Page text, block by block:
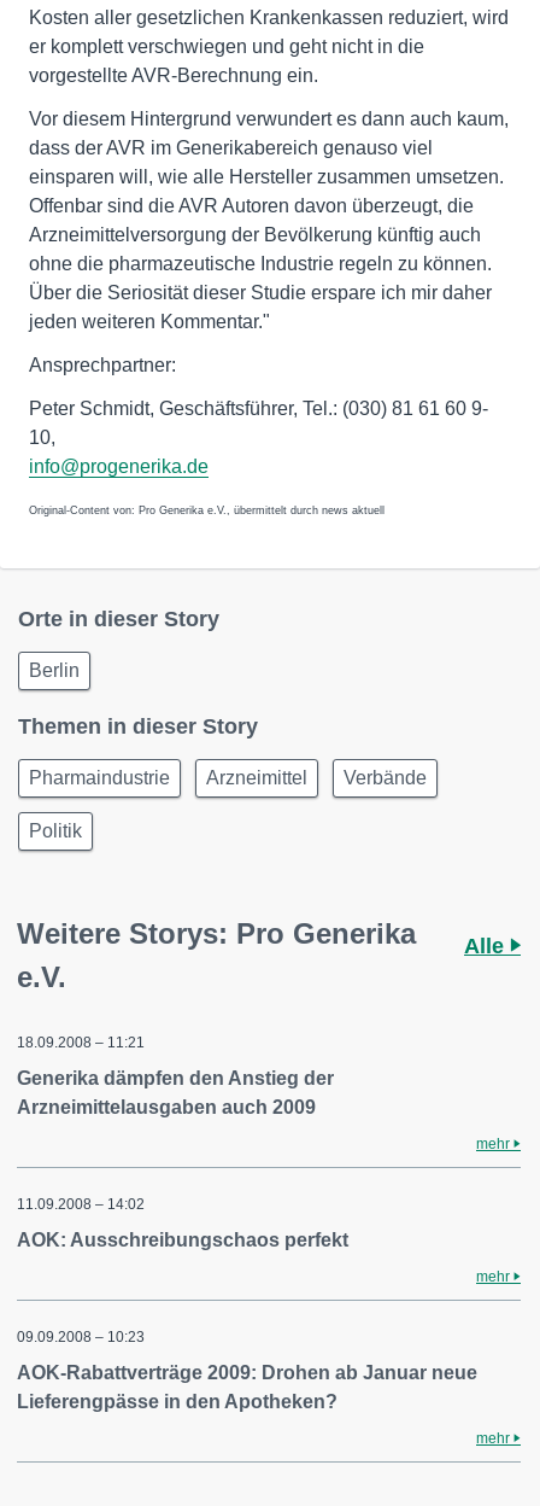
Kosten aller gesetzlichen Krankenkassen reduziert, wird
er komplett verschwiegen und geht nicht in die
vorgestellte AVR-Berechnung ein.
Vor diesem Hintergrund verwundert es dann auch kaum,
dass der AVR im Generikabereich genauso viel
einsparen will, wie alle Hersteller zusammen umsetzen.
Offenbar sind die AVR Autoren davon überzeugt, die
Arzneimittelversorgung der Bevölkerung künftig auch
ohne die pharmazeutische Industrie regeln zu können.
Über die Seriosität dieser Studie erspare ich mir daher
jeden weiteren Kommentar."
Ansprechpartner:
Peter Schmidt, Geschäftsführer, Tel.: (030) 81 61 60 9-
10,
info@progenerika.de
Original-Content von: Pro Generika e.V., übermittelt durch news aktuell
Orte in dieser Story
Berlin
Themen in dieser Story
Pharmaindustrie Arzneimittel Verbände
Politik
Weitere Storys: Pro Generika
e.V.
Alle
18.09.2008 – 11:21
Generika dämpfen den Anstieg der
Arzneimittelausgaben auch 2009
mehr
11.09.2008 – 14:02
AOK: Ausschreibungschaos perfekt
mehr
09.09.2008 – 10:23
AOK-Rabattverträge 2009: Drohen ab Januar neue
Lieferengpässe in den Apotheken?
mehr